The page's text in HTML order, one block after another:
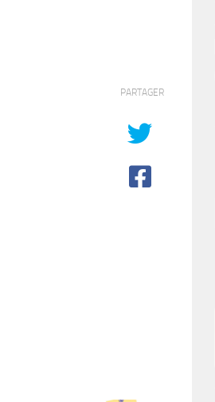
PARTAGER